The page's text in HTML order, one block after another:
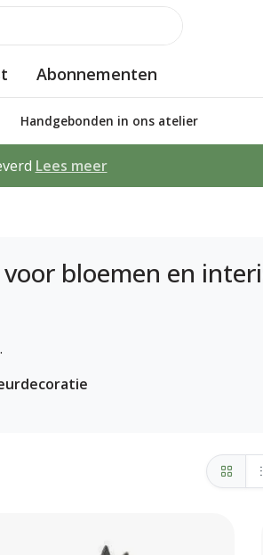
Abonnementen
Handgebonden in ons atelier
Lees meer
bloemen en